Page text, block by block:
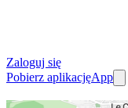
Zaloguj się
Pobierz aplikacjęApp